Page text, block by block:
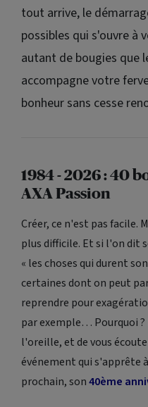
tout arrive, le
possibles qui s'ouvre à
autant de bougies que
accompagne votre
bonheur sans cesse
1984 - 2026 : 40
AXA Passion
Créer, ce n'est pas facile.
plus difficile. Et si l'on dit
« les choses qui durent
certaines dont on peut
reprendre pour
par exemple… Pourquoi
l'oreille, et de vous
événement qui s'apprête
prochain, son40ème